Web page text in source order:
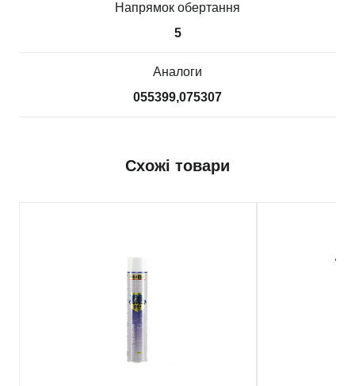
Напрямок обертання
5
Аналоги
055399,075307
Схожі товари